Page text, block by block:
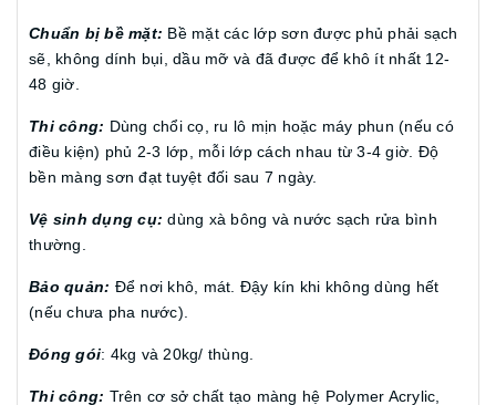
Chuẩn bị bề mặt: Bề mặt các lớp sơn được phủ phải sạch
sẽ, không dính bụi, dầu mỡ và đã được để khô ít nhất 12-
48 giờ.
Thi công: Dùng chổi cọ, ru lô mịn hoặc máy phun (nếu có
điều kiện) phủ 2-3 lớp, mỗi lớp cách nhau từ 3-4 giờ. Độ
bền màng sơn đạt tuyệt đối sau 7 ngày.
Vệ sinh dụng cụ: dùng xà bông và nước sạch rửa bình
thường.
Bảo quản: Để nơi khô, mát. Đậy kín khi không dùng hết
(nếu chưa pha nước).
Đóng gói: 4kg và 20kg/ thùng.
Thi công: Trên cơ sở chất tạo màng hệ Polymer Acrylic,